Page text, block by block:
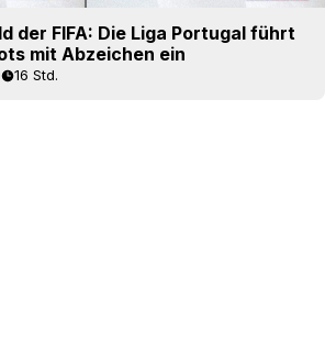
der FIFA: Die Liga Portugal führt
mit Abzeichen ein
16 Std.